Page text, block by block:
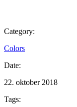
Category:
Colors
Date:
22. oktober 2018
Tags: